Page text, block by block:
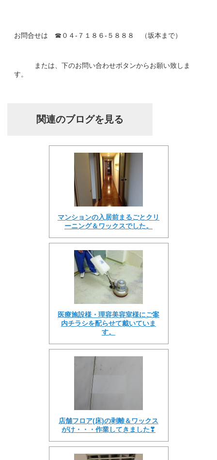
お問合せは ☎０４-７１８６-５８８８ （坂本まで）
または、下のお問い合わせボタンからお願い致しま
す。
関連のブログを見る
マンションの入居前まるごとクリ
ーニング＆ワックスでした。
医療施設様・理容美容室様にご案
内チラシを配らせて戴いていま
す。
店舗フロア(床)の剥離＆ワックス
がけ・・・作業してきました❣